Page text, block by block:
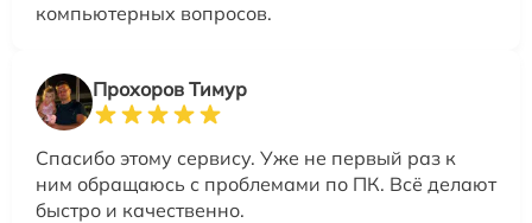
компьютерных вопросов.
Прохоров Тимур
Спасибо этому сервису. Уже не первый раз к
ним обращаюсь с проблемами по ПК. Всё делают
быстро и качественно.